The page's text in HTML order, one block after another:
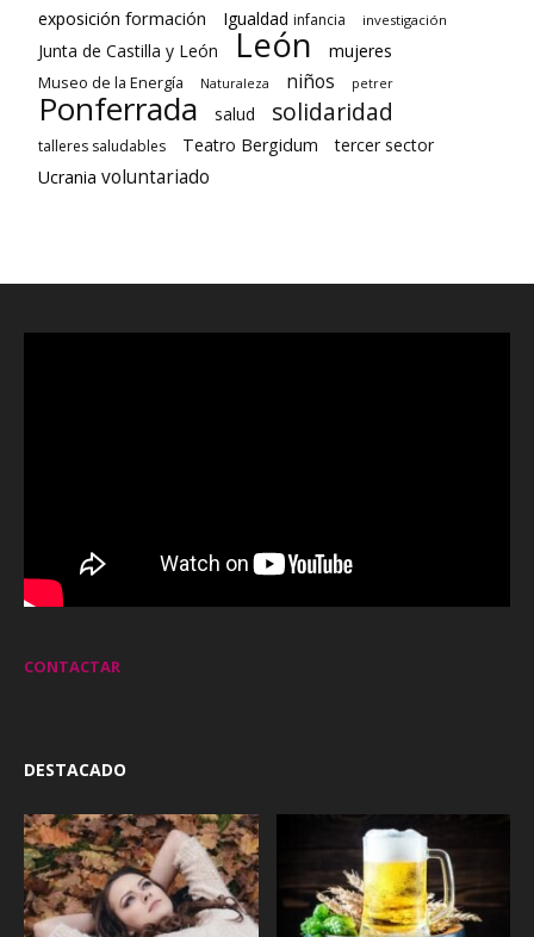
exposición formación Igualdad infancia investigación
Junta de Castilla y León León mujeres
Museo de la Energía Naturaleza niños petrer
Ponferrada salud solidaridad
talleres saludables Teatro Bergidum
tercer sector
Ucrania voluntariado
CONTACTAR
DESTACADO